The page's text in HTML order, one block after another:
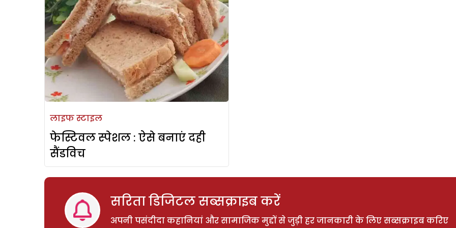
लाइफ स्टाइल
फेस्टिवल स्पेशल : ऐसे बनाएं दही
सैंडविच
सरिता डिजिटल सब्सक्राइब करें
अपनी पसंदीदा कहानियां और सामाजिक मुद्दों से जुड़ी हर जानकारी के लिए सब्सक्राइब करिए